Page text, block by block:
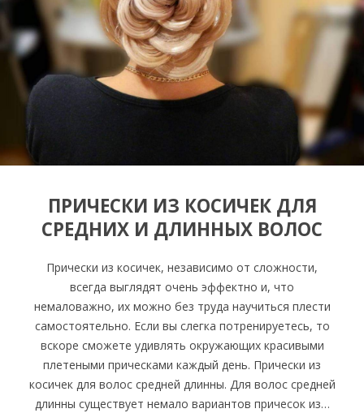
ПРИЧЕСКИ ИЗ КОСИЧЕК ДЛЯ
СРЕДНИХ И ДЛИННЫХ ВОЛОС
Прически из косичек, независимо от сложности,
всегда выглядят очень эффектно и, что
немаловажно, их можно без труда научиться плести
самостоятельно. Если вы слегка потренируетесь, то
вскоре сможете удивлять окружающих красивыми
плетеными прическами каждый день. Прически из
косичек для волос средней длинны. Для волос средней
длинны существует немало вариантов причесок из…